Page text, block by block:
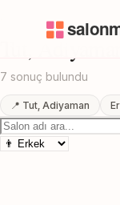
Tut,
7 sonuç bulundu
📍 Tut, Adiyaman